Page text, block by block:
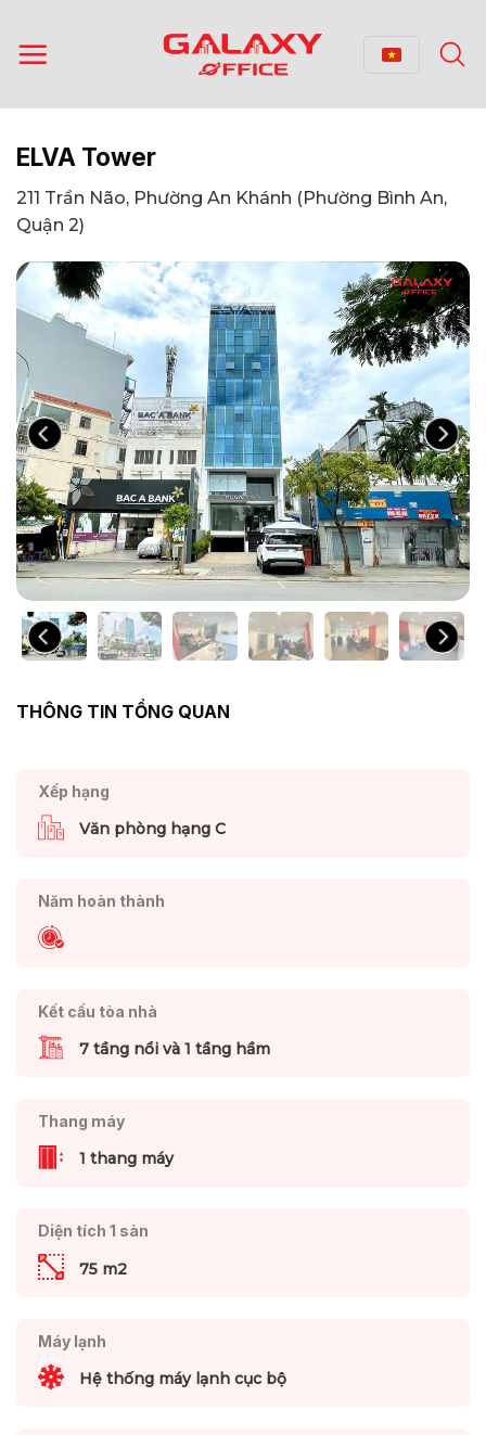
qua
nội
ELVA Tower
211 Trần Não, Phường An Khánh (Phường Bình An,
Quận 2)
THÔNG TIN TỔNG QUAN
Xếp hạng
Văn phòng hạng C
Năm hoàn thành
Kết cấu tòa nhà
7 tầng nổi và 1 tầng hầm
Thang máy
1 thang máy
Diện tích 1 sàn
75 m2
Máy lạnh
Hệ thống máy lạnh cục bộ